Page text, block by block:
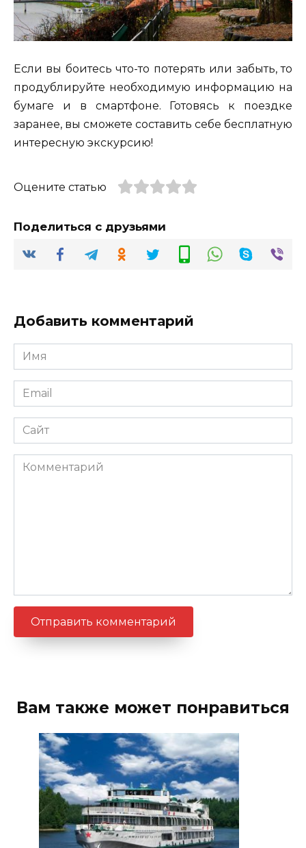
Если вы боитесь что-то потерять или забыть, то
продублируйте необходимую информацию на
бумаге и в смартфоне. Готовясь к поездке
заранее, вы сможете составить себе бесплатную
интересную экскурсию!
Оцените статью
Поделиться с друзьями
Добавить комментарий
Имя
*
Email
*
Сайт
Комментарий
Вам также может понравиться